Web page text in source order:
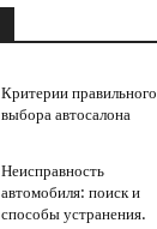
Критерии правильного
выбора автосалона
Неисправность
автомобиля: поиск и
способы устранения.